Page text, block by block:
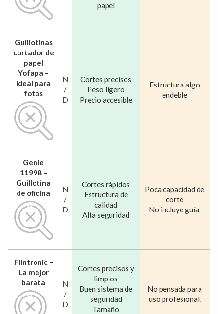
papel
Guillotinas
cortador de
papel
Yofapa –
Ideal para
fotos
N
/
D
Cortes precisos
Peso ligero
Precio accesible
Estructura algo
endeble
Genie
11998 –
Guillotina
de oficina
N
/
D
Cortes rápidos
Estructura de
calidad
Alta seguridad
Poca capacidad de
corte
No incluye guía.
Flintronic –
La mejor
barata
N
/
D
Cortes precisos y
limpios
Buen sistema de
seguridad
Tamaño
No pensada para
uso profesional.